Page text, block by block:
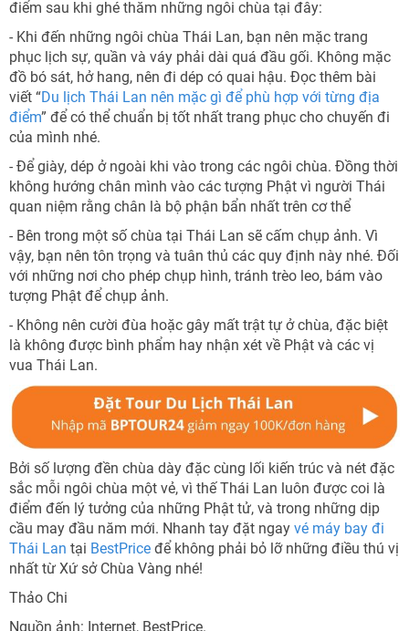
điểm sau khi ghé thăm những ngôi chùa tại đây:
- Khi đến những ngôi chùa Thái Lan, bạn nên mặc trang
phục lịch sự, quần và váy phải dài quá đầu gối. Không mặc
đồ bó sát, hở hang, nên đi dép có quai hậu. Đọc thêm bài
viết “Du lịch Thái Lan nên mặc gì để phù hợp với từng địa
điểm” để có thể chuẩn bị tốt nhất trang phục cho chuyến đi
của mình nhé.
- Để giày, dép ở ngoài khi vào trong các ngôi chùa. Đồng thời
không hướng chân mình vào các tượng Phật vì người Thái
quan niệm rằng chân là bộ phận bẩn nhất trên cơ thể
- Bên trong một số chùa tại Thái Lan sẽ cấm chụp ảnh. Vì
vậy, bạn nên tôn trọng và tuân thủ các quy định này nhé. Đối
với những nơi cho phép chụp hình, tránh trèo leo, bám vào
tượng Phật để chụp ảnh.
- Không nên cười đùa hoặc gây mất trật tự ở chùa, đặc biệt
là không được bình phẩm hay nhận xét về Phật và các vị
vua Thái Lan.
Bởi số lượng đền chùa dày đặc cùng lối kiến trúc và nét đặc
sắc mỗi ngôi chùa một vẻ, vì thế Thái Lan luôn được coi là
điểm đến lý tưởng của những Phật tử, và trong những dịp
cầu may đầu năm mới. Nhanh tay đặt ngay vé máy bay đi
Thái Lan tại BestPrice để không phải bỏ lỡ những điều thú vị
nhất từ Xứ sở Chùa Vàng nhé!
Thảo Chi
Nguồn ảnh: Internet, BestPrice.